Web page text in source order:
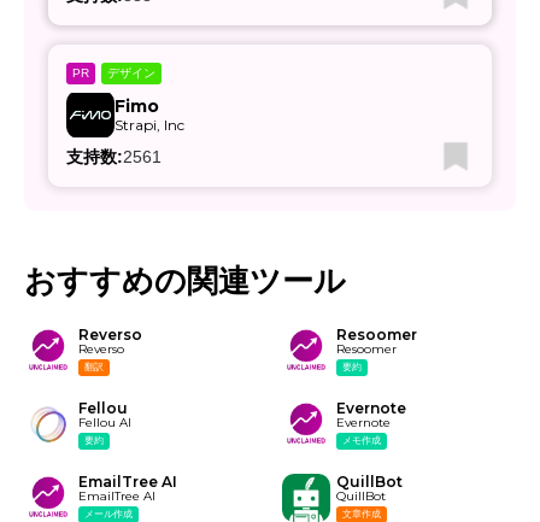
PR デザイン
Fimo
Strapi, Inc
支持数:2561
おすすめの関連ツール
Reverso
Reverso
翻訳
Resoomer
Resoomer
要約
Fellou
Fellou AI
要約
Evernote
Evernote
メモ作成
EmailTree AI
EmailTree AI
メール作成
QuillBot
QuillBot
文章作成